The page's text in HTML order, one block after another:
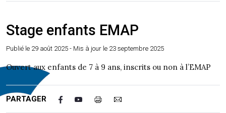
Stage enfants EMAP
Publié le 29 août 2025 - Mis à jour le 23 septembre 2025
Ouvert aux enfants de 7 à 9 ans, inscrits ou non à l’EMAP
PARTAGER